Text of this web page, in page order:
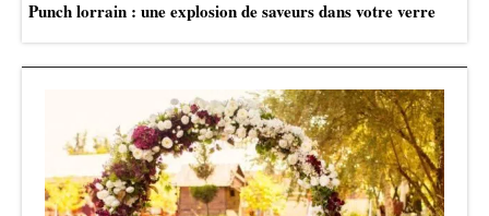
Punch lorrain : une explosion de saveurs dans votre verre